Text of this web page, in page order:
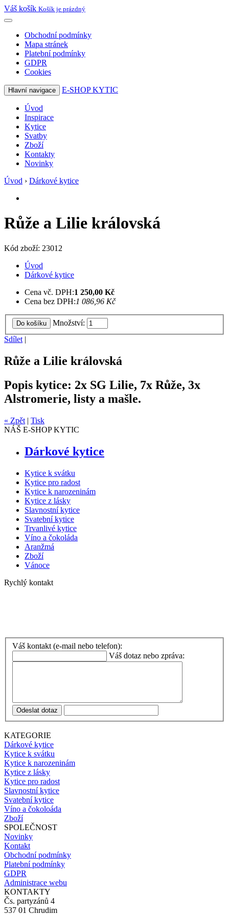
Váš košík Košík je prázdný
Obchodní podmínky
Mapa stránek
Platební podmínky
GDPR
Cookies
Hlavní navigace E-SHOP KYTIC
Úvod
Inspirace
Kytice
Svatby
Zboží
Kontakty
Novinky
Úvod › Dárkové kytice
Růže a Lilie královská
Kód zboží: 23012
Úvod
Dárkové kytice
Cena vč. DPH:1 250,00 Kč
Cena bez DPH:1 086,96 Kč
Do košíku
Množství:
Sdílet
Růže a Lilie královská
Popis kytice: 2x SG Lilie, 7x Růže, 3x
Alstromerie, listy a mašle.
« Zpět | Tisk
NÁŠ E-SHOP KYTIC
Dárkové kytice
Kytice k svátku
Kytice pro radost
Kytice k narozeninám
Kytice z lásky
Slavnostní kytice
Svatební kytice
Trvanlivé kytice
Víno a čokoláda
Aranžmá
Zboží
Vánoce
Rychlý kontakt
Váš kontakt (e-mail nebo telefon):
Váš dotaz nebo zpráva:
Odeslat dotaz
KATEGORIE
Dárkové kytice
Kytice k svátku
Kytice k narozeninám
Kytice z lásky
Kytice pro radost
Slavnostní kytice
Svatební kytice
Víno a čokoloáda
Zboží
SPOLEČNOST
Novinky
Kontakt
Obchodní podmínky
Platební podmínky
GDPR
Administrace webu
KONTAKTY
Čs. partyzánů 4
537 01 Chrudim